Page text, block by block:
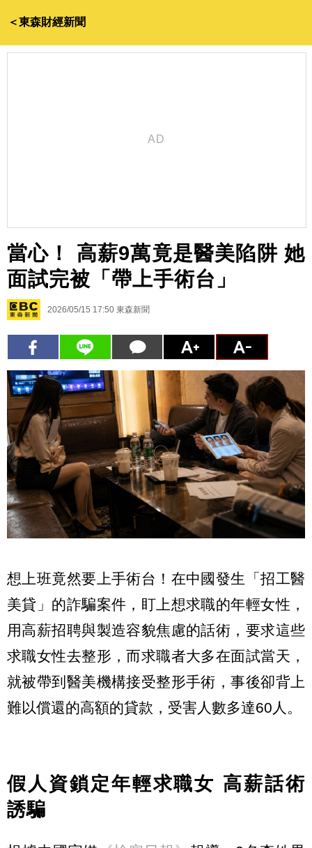
＜東森財經新聞
當心！ 高薪9萬竟是醫美陷阱 她
面試完被「帶上手術台」
2026/05/15 17:50 東森新聞
想上班竟然要上手術台！在中國發生「招工醫
美貸」的詐騙案件，盯上想求職的年輕女性，
用高薪招聘與製造容貌焦慮的話術，要求這些
求職女性去整形，而求職者大多在面試當天，
就被帶到醫美機構接受整形手術，事後卻背上
難以償還的高額的貸款，受害人數多達60人。
假人資鎖定年輕求職女 高薪話術
誘騙